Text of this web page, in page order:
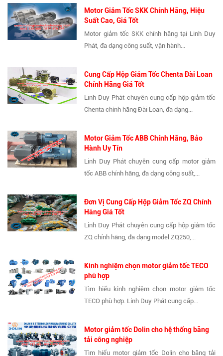
Motor Giảm Tốc SKK Chính Hãng, Hiệu
Suất Cao, Giá Tốt
Motor giảm tốc SKK chính hãng tại Linh Duy
Phát, đa dạng công suất, vận hành...
Cung Cấp Hộp Giảm Tốc Chenta Đài Loan
Chính Hãng Giá Tốt
Linh Duy Phát chuyên cung cấp hộp giảm tốc
Chenta chính hãng Đài Loan, đa dạng...
Motor Giảm Tốc ABB Chính Hãng, Bảo
Hành Uy Tín
Linh Duy Phát chuyên cung cấp motor giảm
tốc ABB chính hãng, đa dạng công suất,...
Đơn Vị Cung Cấp Hộp Giảm Tốc ZQ Chính
Hãng Giá Tốt
Linh Duy Phát chuyên cung cấp hộp giảm tốc
ZQ chính hãng, đa dạng model ZQ250,...
Kinh nghiệm chọn motor giảm tốc TECO
phù hợp
Tìm hiểu kinh nghiệm chọn motor giảm tốc
TECO phù hợp. Linh Duy Phát cung cấp...
Motor giảm tốc Dolin cho hệ thống băng
tải công nghiệp
Tìm hiểu motor giảm tốc Dolin cho băng tải